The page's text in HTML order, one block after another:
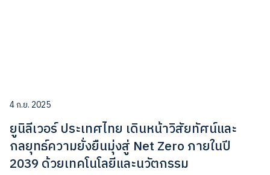
4 ก.ย. 2025
ยูนิลีเวอร์ ประเทศไทย เดินหน้าวิสัยทัศน์และ
กลยุทธ์ความยั่งยืนมุ่งสู่ Net Zero ภายในปี
2039 ด้วยเทคโนโลยีและนวัตกรรม